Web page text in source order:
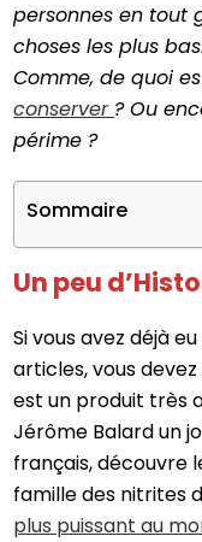
personnes en tout
choses les plus
Comme, de quoi
conserver ? Ou
périme ?
Sommaire
Un peu
Si vous avez déjà
articles, vous
est un produit très
Jérôme Balard un
français, découvre
famille des nitrites
plus puissant au